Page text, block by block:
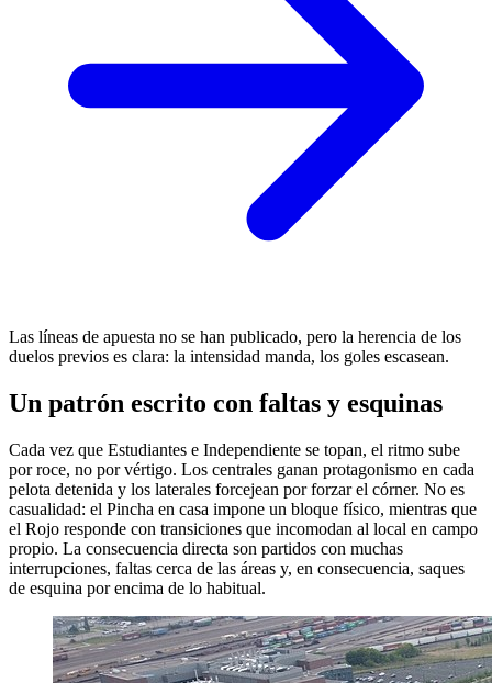
Las líneas de apuesta no se han publicado, pero la herencia de los
duelos previos es clara: la intensidad manda, los goles escasean.
Un patrón escrito con faltas y esquinas
Cada vez que Estudiantes e Independiente se topan, el ritmo sube
por roce, no por vértigo. Los centrales ganan protagonismo en cada
pelota detenida y los laterales forcejean por forzar el córner. No es
casualidad: el Pincha en casa impone un bloque físico, mientras que
el Rojo responde con transiciones que incomodan al local en campo
propio. La consecuencia directa son partidos con muchas
interrupciones, faltas cerca de las áreas y, en consecuencia, saques
de esquina por encima de lo habitual.